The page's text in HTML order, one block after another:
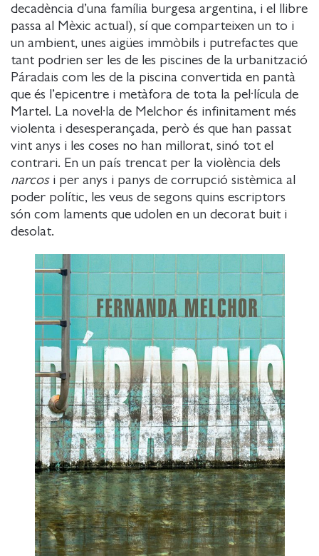
decadència d’una família burgesa argentina, i el llibre
passa al Mèxic actual), sí que comparteixen un to i
un ambient, unes aigües immòbils i putrefactes que
tant podrien ser les de les piscines de la urbanització
Páradais com les de la piscina convertida en pantà
que és l’epicentre i metàfora de tota la pel·lícula de
Martel. La novel·la de Melchor és infinitament més
violenta i desesperançada, però és que han passat
vint anys i les coses no han millorat, sinó tot el
contrari. En un país trencat per la violència dels
narcosi per anys i panys de corrupció sistèmica al
poder polític, les veus de segons quins escriptors
són com laments que udolen en un decorat buit i
desolat.